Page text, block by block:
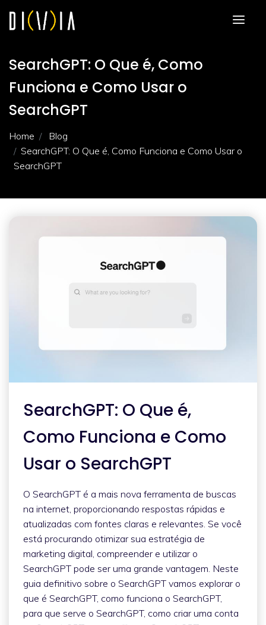
SearchGPT: O Que é, Como
Funciona e Como Usar o
SearchGPT
Home
Blog
SearchGPT: O Que é, Como Funciona e Como Usar o
SearchGPT
SearchGPT: O Que é,
Como Funciona e Como
Usar o SearchGPT
O SearchGPT é a mais nova ferramenta de buscas
na internet, proporcionando respostas rápidas e
atualizadas com fontes claras e relevantes. Se você
está procurando otimizar sua estratégia de
marketing digital, compreender e utilizar o
SearchGPT pode ser uma grande vantagem. Neste
guia definitivo sobre o SearchGPT vamos explorar o
que é SearchGPT, como funciona o SearchGPT,
para que serve o SearchGPT, como criar uma conta